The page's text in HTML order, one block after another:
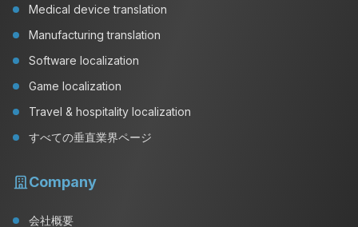
Medical device translation
Manufacturing translation
Software localization
Game localization
Travel & hospitality localization
すべての垂直業界ページ
Company
会社概要